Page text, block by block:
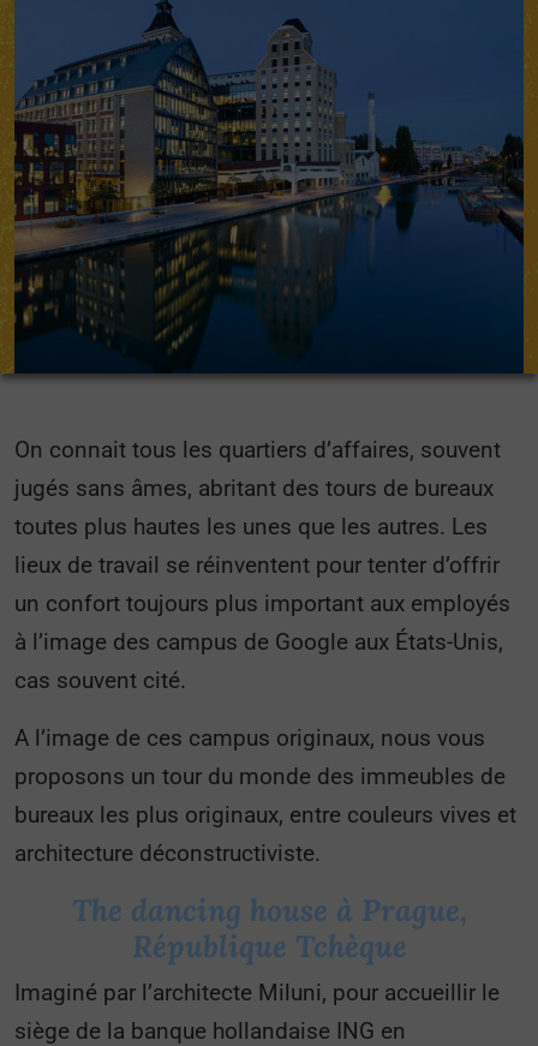
On connait tous les quartiers d’affaires, souvent
jugés sans âmes, abritant des tours de bureaux
toutes plus hautes les unes que les autres. Les
lieux de travail se réinventent pour tenter d’offrir
un confort toujours plus important aux employés
à l’image des campus de Google aux États-Unis,
cas souvent cité.
A l’image de ces campus originaux, nous vous
proposons un tour du monde des immeubles de
bureaux les plus originaux, entre couleurs vives et
architecture déconstructiviste.
The dancing house à Prague,
République Tchèque
Imaginé par l’architecte Miluni, pour accueillir le
siège de la banque hollandaise ING en